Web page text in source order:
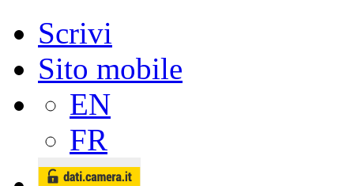
Scrivi
Sito mobile
EN
FR